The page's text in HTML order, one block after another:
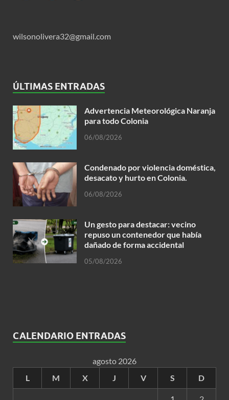
wilsonolivera32@gmail.com
ÚLTIMAS ENTRADAS
Advertencia Meteorológica Naranja
para todo Colonia
06/08/2026
Condenado por violencia doméstica,
desacato y hurto en Colonia.
06/08/2026
Un gesto para destacar: vecino
repuso un contenedor que había
dañado de forma accidental
05/08/2026
CALENDARIO ENTRADAS
agosto 2026
L
M X J V S D